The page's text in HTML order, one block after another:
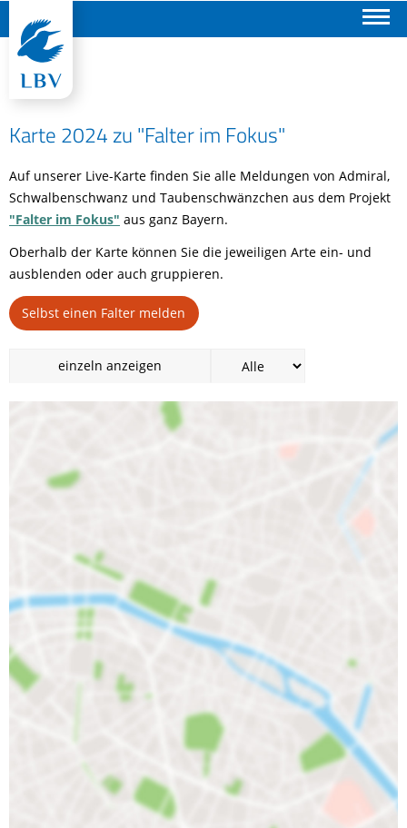
Karte 2024 zu "Falter im Fokus"
Auf unserer Live-Karte finden Sie alle Meldungen von Admiral,
Schwalbenschwanz und Taubenschwänzchen aus dem Projekt
"Falter im Fokus" aus ganz Bayern.
Oberhalb der Karte können Sie die jeweiligen Arte ein- und
ausblenden oder auch gruppieren.
Selbst einen Falter melden